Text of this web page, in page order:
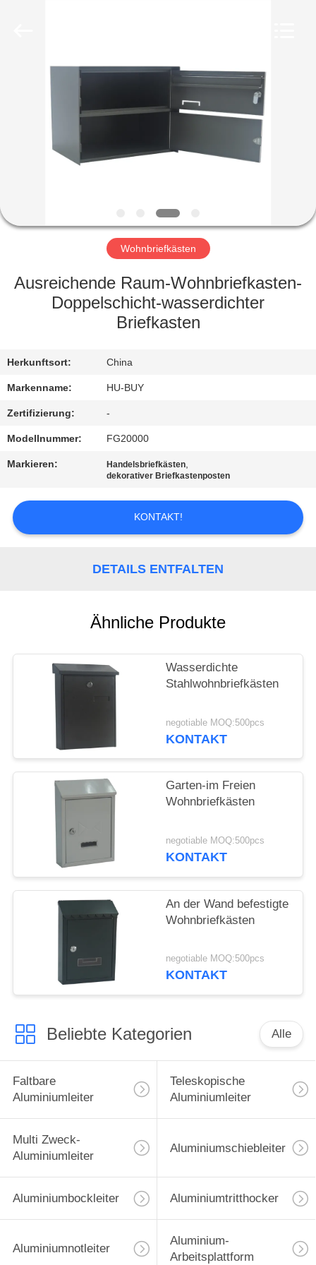
HAUS
PRODUKTE
FABRIK-
QUALITÄTSKONTROLLE
SIE
MIT
UNS
IN
VERBINDUNG
FORDERN
SIE
PRIVACY
POLICY
Wohnbriefkästen
Ausreichende Raum-Wohnbriefkasten-
Doppelschicht-wasserdichter
Briefkasten
Herkunftsort: China
Markenname: HU-BUY
Zertifizierung: -
Modellnummer: FG20000
Markieren: Handelsbriefkästen,
dekorativer Briefkastenposten
KONTAKT!
DETAILS ENTFALTEN
Ähnliche Produkte
Wasserdichte
Stahlwohnbriefkästen
negotiable MOQ:500pcs
KONTAKT
Garten-im Freien
Wohnbriefkästen
negotiable MOQ:500pcs
KONTAKT
An der Wand befestigte
Wohnbriefkästen
negotiable MOQ:500pcs
KONTAKT
Beliebte Kategorien Alle
Faltbare
Aluminiumleiter
Teleskopische
Aluminiumleiter
Multi Zweck-
Aluminiumleiter
Aluminiumschiebleiter
Aluminiumbockleiter Aluminiumtritthocker
Aluminiumnotleiter
Aluminium-
Arbeitsplattform